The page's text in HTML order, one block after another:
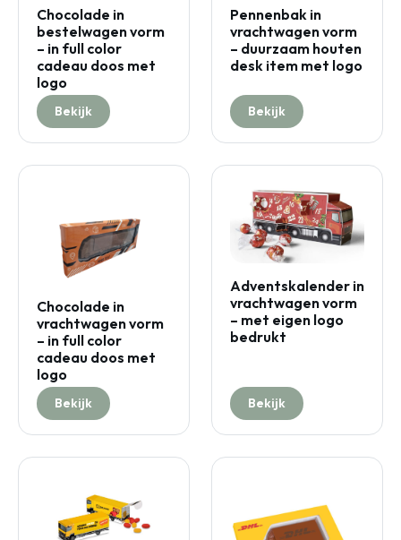
Chocolade in
bestelwagen vorm
– in full color
cadeau doos met
logo
Bekijk
Pennenbak in
vrachtwagen vorm
– duurzaam houten
desk item met logo
Bekijk
Chocolade in
vrachtwagen vorm
– in full color
cadeau doos met
logo
Bekijk
Adventskalender in
vrachtwagen vorm
– met eigen logo
bedrukt
Bekijk